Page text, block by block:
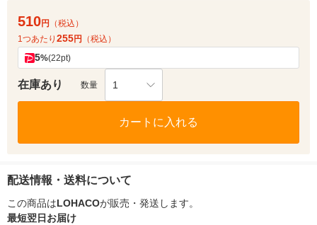
510円
（税込）
1つあたり 255円 （税込）
5%(22pt)
在庫あり 数量 1
カートに入れる
配送情報・送料について
この商品はLOHACOが販売・発送します。
最短翌日お届け